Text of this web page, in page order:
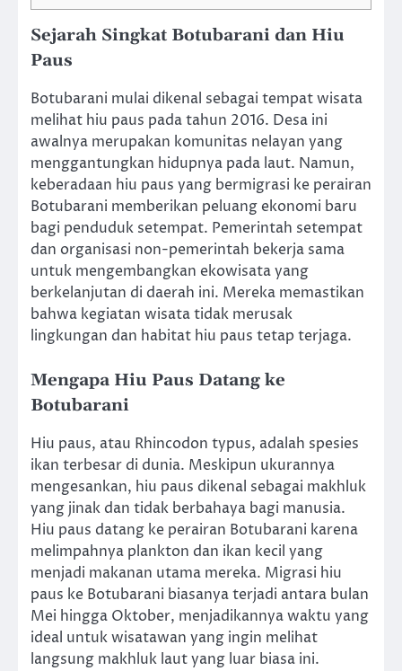
Sejarah Singkat Botubarani dan Hiu
Paus
Botubarani mulai dikenal sebagai tempat wisata
melihat hiu paus pada tahun 2016. Desa ini
awalnya merupakan komunitas nelayan yang
menggantungkan hidupnya pada laut. Namun,
keberadaan hiu paus yang bermigrasi ke perairan
Botubarani memberikan peluang ekonomi baru
bagi penduduk setempat. Pemerintah setempat
dan organisasi non-pemerintah bekerja sama
untuk mengembangkan ekowisata yang
berkelanjutan di daerah ini. Mereka memastikan
bahwa kegiatan wisata tidak merusak
lingkungan dan habitat hiu paus tetap terjaga.
Mengapa Hiu Paus Datang ke
Botubarani
Hiu paus, atau Rhincodon typus, adalah spesies
ikan terbesar di dunia. Meskipun ukurannya
mengesankan, hiu paus dikenal sebagai makhluk
yang jinak dan tidak berbahaya bagi manusia.
Hiu paus datang ke perairan Botubarani karena
melimpahnya plankton dan ikan kecil yang
menjadi makanan utama mereka. Migrasi hiu
paus ke Botubarani biasanya terjadi antara bulan
Mei hingga Oktober, menjadikannya waktu yang
ideal untuk wisatawan yang ingin melihat
langsung makhluk laut yang luar biasa ini.